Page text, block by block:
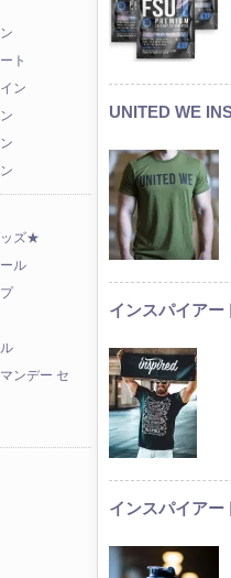
ト
ン
ズ★
ル
ンデー セ
UNITED WE
インスパイアー
インスパイアー